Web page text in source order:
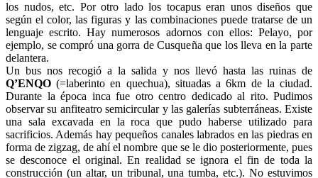
los nudos, etc. Por otro lado los tocapus eran unos diseños que
según el color, las figuras y las combinaciones puede tratarse de un
lenguaje escrito. Hay numerosos adornos con ellos: Pelayo, por
ejemplo, se compró una gorra de Cusqueña que los lleva en la parte
delantera.
Un bus nos recogió a la salida y nos llevó hasta las ruinas de
Q’ENQO (=laberinto en quechua), situadas a 6km de la ciudad.
Durante la época inca fue otro centro dedicado al rito. Pudimos
observar su anfiteatro semicircular y las galerías subterráneas. Existe
una sala excavada en la roca que pudo haberse utilizado para
sacrificios. Además hay pequeños canales labrados en las piedras en
forma de zigzag, de ahí el nombre que se le dio posteriormente, pues
se desconoce el original. En realidad se ignora el fin de toda la
construcción (un altar, un tribunal, una tumba, etc.). No estuvimos